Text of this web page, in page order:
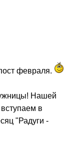
февраля.
Нашей
в
"Радуги -